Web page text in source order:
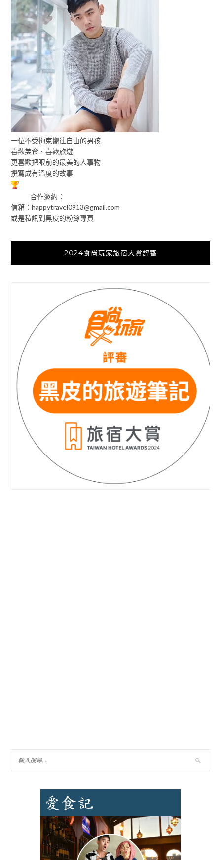
一位不受拘束嚮往自由的男孩
喜歡美食、喜歡旅遊
更喜歡把眼前的最美的人事物
撰寫成有溫度的故事
合作邀約：
信箱：happytravel0913@gmail.com
或是私訊到黑皮的粉絲專頁
2024食尚玩家旅宿大賞評審